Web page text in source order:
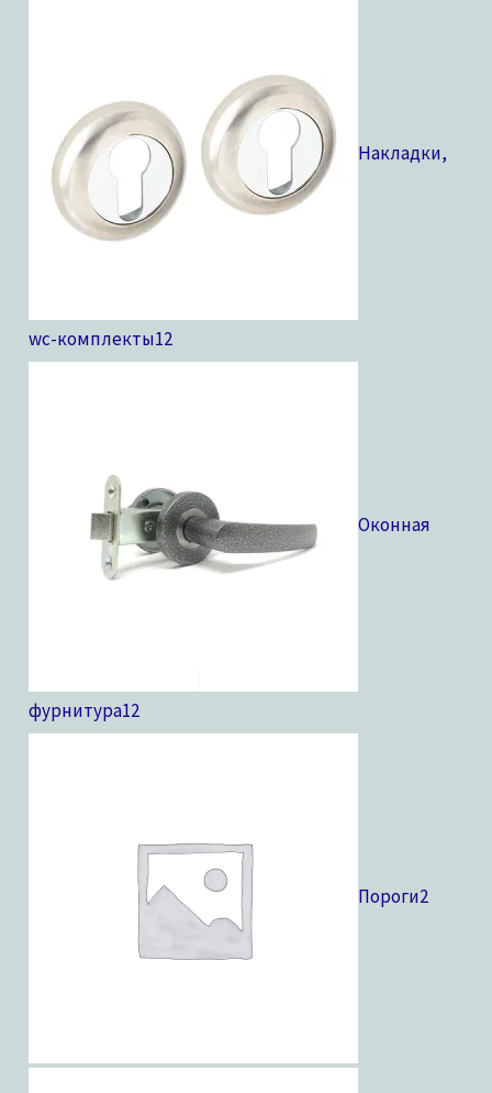
Накладки,
wc-комплекты12
Оконная
фурнитура12
Пороги2